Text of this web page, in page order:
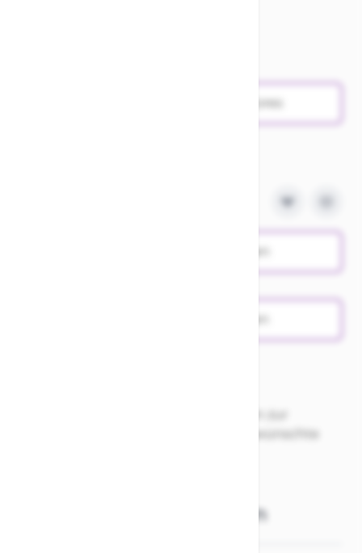
Verfügbarkeit in den Stores
Probefahrt vereinbaren
Produktanfrage stellen
Nur Abholung möglich. Für Fragen zur
Verfügbarkeit vor Ort bitte die gewünschte
Weitere Informationen